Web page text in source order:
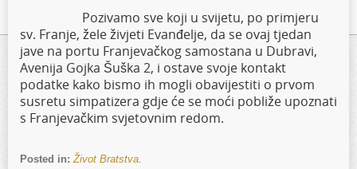
Pozivamo sve koji u svijetu, po primjeru
sv. Franje, žele živjeti Evanđelje, da se ovaj tjedan
jave na portu Franjevačkog samostana u Dubravi,
Avenija Gojka Šuška 2, i ostave svoje kontakt
podatke kako bismo ih mogli obavijestiti o prvom
susretu simpatizera gdje će se moći pobliže upoznati
s Franjevačkim svjetovnim redom.
Posted in:Život Bratstva.